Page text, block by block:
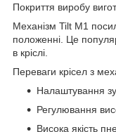
Покриття виробу
Механізм Tilt М1
положенні. Це
в кріслі.
Переваги крісел з
Налаштування
Регулювання
Висока якість